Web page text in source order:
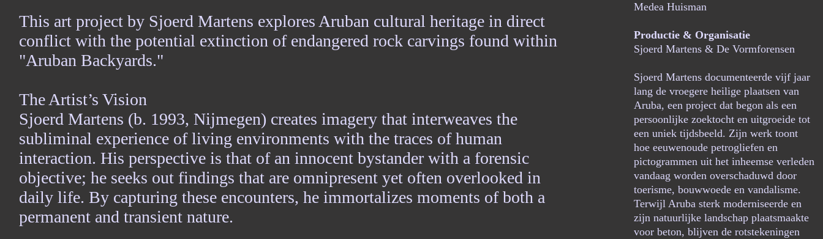
This art project by Sjoerd Martens explores Aruban cultural heritage in direct
conflict with the potential extinction of endangered rock carvings found within
"Aruban Backyards."
The Artist’s Vision
Sjoerd Martens (b. 1993, Nijmegen) creates imagery that interweaves the
subliminal experience of living environments with the traces of human
interaction. His perspective is that of an innocent bystander with a forensic
objective; he seeks out findings that are omnipresent yet often overlooked in
daily life. By capturing these encounters, he immortalizes moments of both a
permanent and transient nature.
Medea Huisman
Productie & Organisatie
Sjoerd Martens & De Vormforensen
Sjoerd Martens documenteerde vijf jaar
lang de vroegere heilige plaatsen van
Aruba, een project dat begon als een
persoonlijke zoektocht en uitgroeide tot
een uniek tijdsbeeld. Zijn werk toont
hoe eeuwenoude petrogliefen en
pictogrammen uit het inheemse verleden
vandaag worden overschaduwd door
toerisme, bouwwoede en vandalisme.
Terwijl Aruba sterk moderniseerde en
zijn natuurlijke landschap plaatsmaakte
voor beton, blijven de rotstekeningen